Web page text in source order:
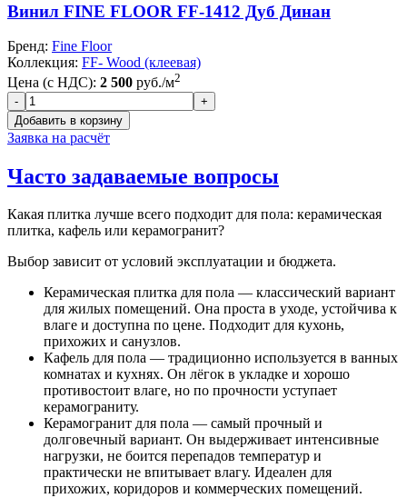
Винил FINE FLOOR FF-1412 Дуб Динан
Бренд: Fine Floor
Коллекция: FF- Wood (клеевая)
Цена (с НДС): 2 500 руб./м2
Заявка на расчёт
Часто задаваемые вопросы
Какая плитка лучше всего подходит для пола: керамическая
плитка, кафель или керамогранит?
Выбор зависит от условий эксплуатации и бюджета.
Керамическая плитка для пола — классический вариант
для жилых помещений. Она проста в уходе, устойчива к
влаге и доступна по цене. Подходит для кухонь,
прихожих и санузлов.
Кафель для пола — традиционно используется в ванных
комнатах и кухнях. Он лёгок в укладке и хорошо
противостоит влаге, но по прочности уступает
керамограниту.
Керамогранит для пола — самый прочный и
долговечный вариант. Он выдерживает интенсивные
нагрузки, не боится перепадов температур и
практически не впитывает влагу. Идеален для
прихожих, коридоров и коммерческих помещений.